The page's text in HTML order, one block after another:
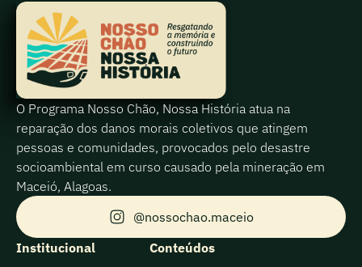
O Programa Nosso Chão, Nossa História atua na
reparação dos danos morais coletivos que atingem
pessoas e comunidades, provocados pelo desastre
socioambiental em curso causado pela mineração em
Maceió, Alagoas.
@nossochao.maceio
Institucional
Conteúdos